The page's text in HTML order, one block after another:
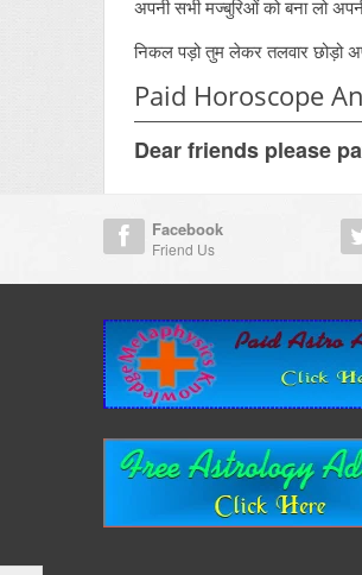
अपनी सभी मज्बुरिओं को बना लो
निकल पड़ो तुम लेकर तलवार छोड़ो
Paid Horoscope
Dear friends please
Facebook
Friend Us